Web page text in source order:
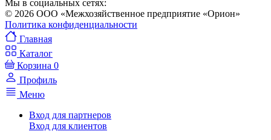
Мы в социальных сетях:
© 2026 ООО «Межхозяйственное предприятие «Орион»
Политика конфиденциальности
Главная
Каталог
Корзина 0
Профиль
Меню
Вход для партнеров
Вход для клиентов